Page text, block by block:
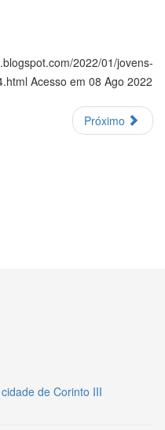
2022/01/jovens-
Acesso em 08 Ago 2022
Próximo
de Corinto III